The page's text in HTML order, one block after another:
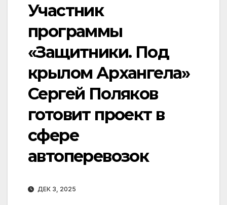
Участник
программы
«Защитники. Под
крылом Архангела»
Сергей Поляков
готовит проект в
сфере
автоперевозок
ДЕК 3, 2025